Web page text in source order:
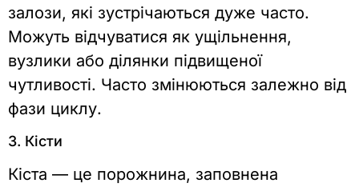
залози, які зустрічаються дуже часто.
Можуть відчуватися як ущільнення,
вузлики або ділянки підвищеної
чутливості. Часто змінюються залежно від
фази циклу.
3. Кісти
Кіста — це порожнина, заповнена